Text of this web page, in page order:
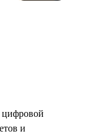
цифровой
и